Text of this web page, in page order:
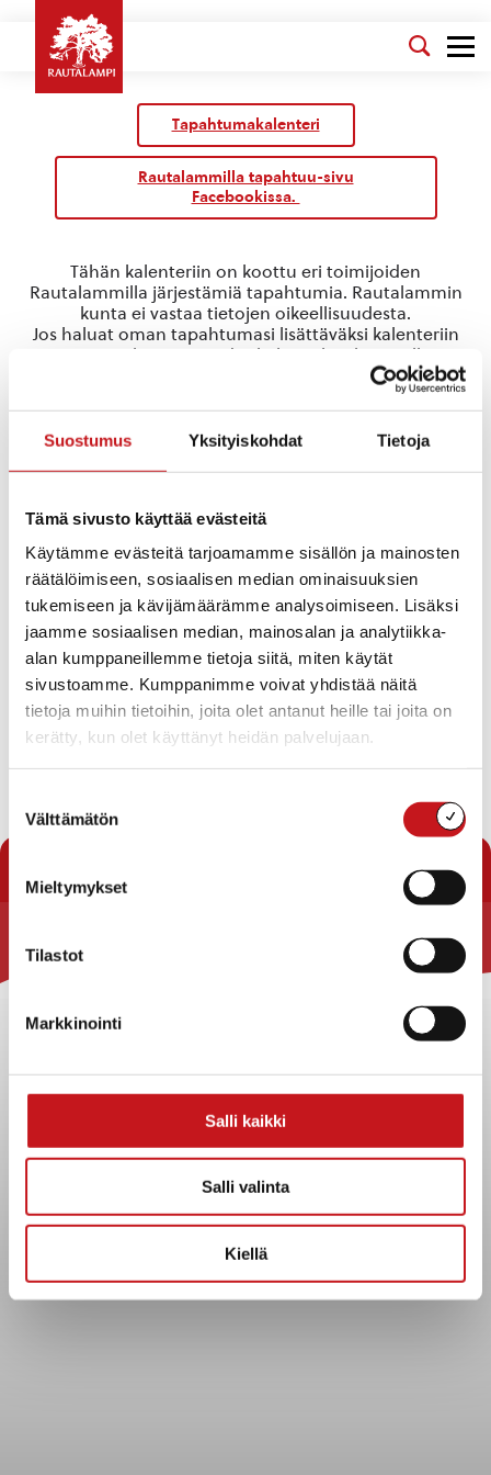
Suostumus Yksityiskohdat Tietoja
Tämä sivusto käyttää evästeitä
Käytämme evästeitä tarjoamamme sisällön ja mainosten
räätälöimiseen, sosiaalisen median ominaisuuksien
tukemiseen ja kävijämäärämme analysoimiseen. Lisäksi
jaamme sosiaalisen median, mainosalan ja analytiikka-
alan kumppaneillemme tietoja siitä, miten käytät
sivustoamme. Kumppanimme voivat yhdistää näitä
tietoja muihin tietoihin, joita olet antanut heille tai joita on
kerätty, kun olet käyttänyt heidän palvelujaan.
valinta
Välttämätön
Mieltymykset
Tilastot
Markkinointi
Salli kaikki
Salli valinta
Kiellä
Tapahtumakalenteri
Rautalammilla tapahtuu-sivu
Facebookissa.
ikäihminen
Tapahtumat ikäihminen
Tapahtumat
NoticeEi tuloksia.
Etsi
aja
Näkymät
navigointi
Etsi
ShowLista
Tuleva
Valitse
päivä.
EdellisetTapahtumat Tänään
Seuraavat
Tähän kalenteriin on koottu eri toimijoiden
Rautalammilla järjestämiä tapahtumia. Rautalammin
kunta ei vastaa tietojen oikeellisuudesta.
Jos haluat oman tapahtumasi lisättäväksi kalenteriin
jätä tapahtuman tiedot linkin takaa löytyvällä
Rautalammin kunta
Kuntainfo
Asiakirjajulkisuuskuvaus
Evästeet
Tietosuoja
Tietopyyntö